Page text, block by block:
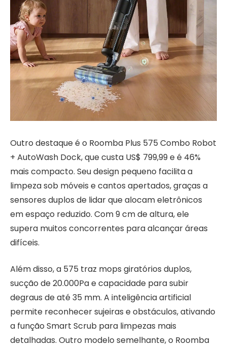
Outro destaque é o Roomba Plus 575 Combo Robot
+ AutoWash Dock, que custa US$ 799,99 e é 46%
mais compacto. Seu design pequeno facilita a
limpeza sob móveis e cantos apertados, graças a
sensores duplos de lidar que alocam eletrônicos
em espaço reduzido. Com 9 cm de altura, ele
supera muitos concorrentes para alcançar áreas
difíceis.
Além disso, a 575 traz mops giratórios duplos,
sucção de 20.000Pa e capacidade para subir
degraus de até 35 mm. A inteligência artificial
permite reconhecer sujeiras e obstáculos, ativando
a função Smart Scrub para limpezas mais
detalhadas. Outro modelo semelhante, o Roomba